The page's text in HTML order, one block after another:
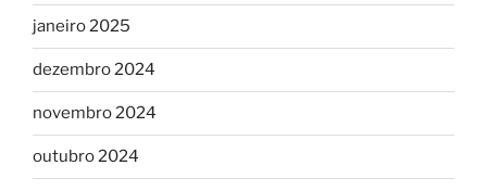
janeiro 2025
dezembro 2024
novembro 2024
outubro 2024